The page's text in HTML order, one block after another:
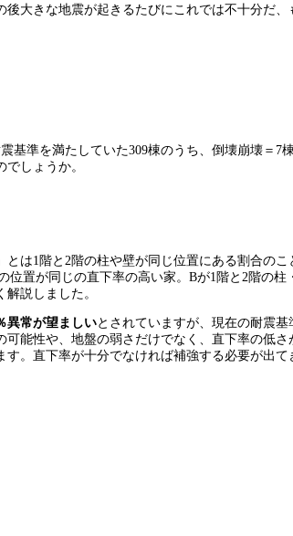
大きな地震が起きるたびにこれでは不十分だ
基準を満たしていた309棟のうち、倒壊崩壊＝
しょうか。
とは1階と2階の柱や壁が同じ位置にある割合のこ
置が同じの直下率の高い家。Bが1階と2階の
説しました。
異常が望ましいとされていますが、現在の耐震基
能性や、地盤の弱さだけでなく、直下率の低
。直下率が十分でなければ補強する必要が出て